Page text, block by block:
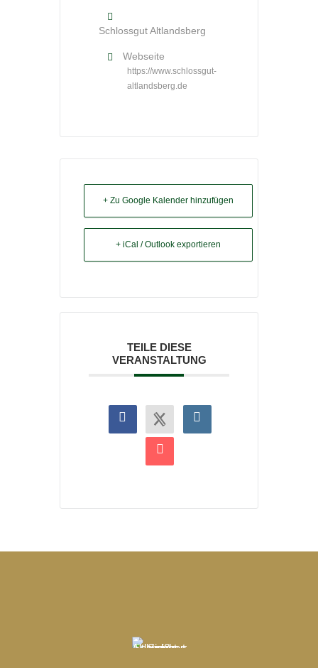
Schlossgut Altlandsberg
Webseite
https://www.schlossgut-
altlandsberg.de
+ Zu Google Kalender hinzufügen
+ iCal / Outlook exportieren
TEILE DIESE
VERANSTALTUNG